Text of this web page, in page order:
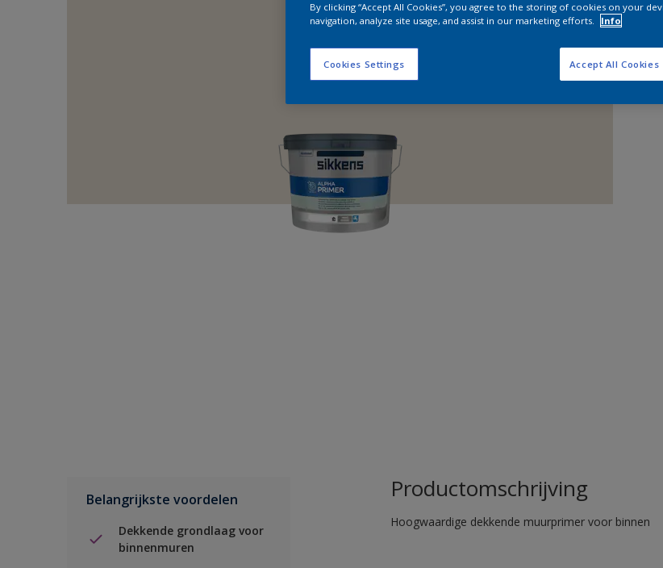
Belangrijkste voordelen
Dekkende grondlaag voor
binnenmuren
Productomschrijving
Hoogwaardige dekkende muurprimer voor binnen
By clicking “Accept All Cookies”, you agree to the storing of cookies on your
navigation, analyze site usage, and assist in our marketing efforts.
Info
Cookies Settings Accept All Cookies